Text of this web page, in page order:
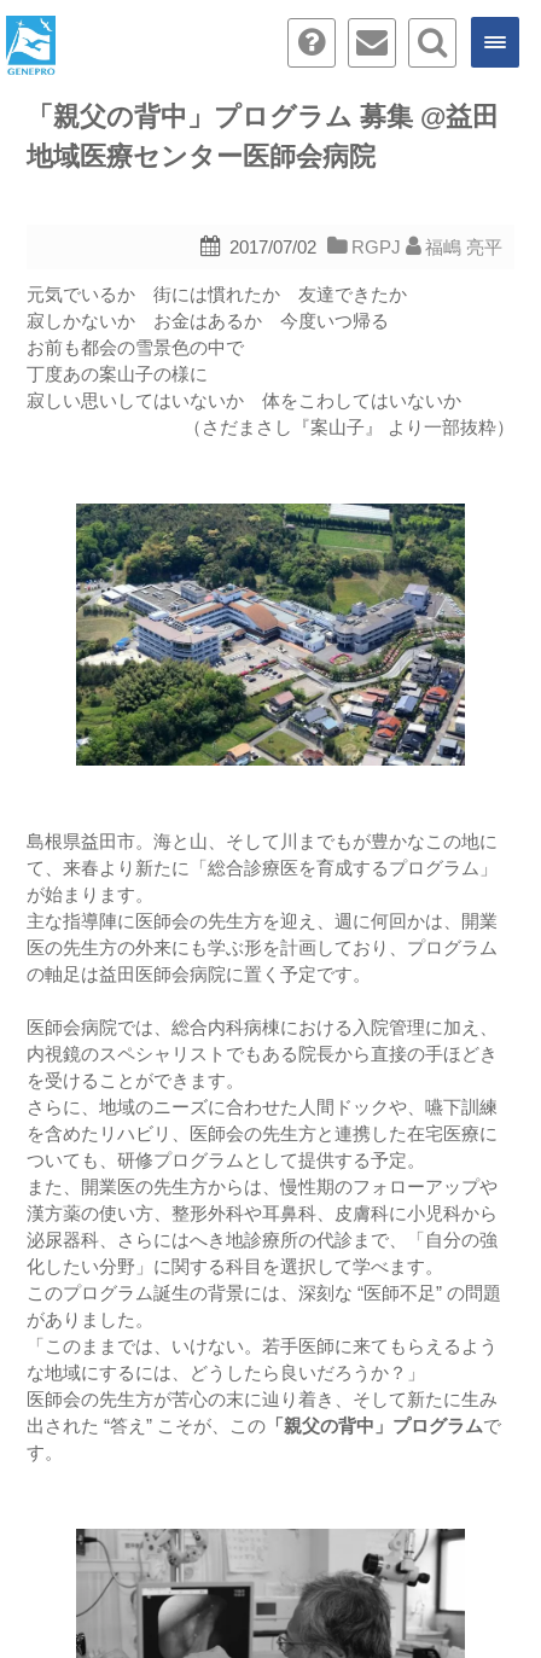
「親父の背中」プログラム 募集 @益田
地域医療センター医師会病院
2017/07/02 RGPJ 福嶋 亮平
元気でいるか 街には慣れたか 友達できたか
寂しかないか お金はあるか 今度いつ帰る
お前も都会の雪景色の中で
丁度あの案山子の様に
寂しい思いしてはいないか 体をこわしてはいないか
（さだまさし『案山子』 より一部抜粋）
島根県益田市。海と山、そして川までもが豊かなこの地に
て、来春より新たに「総合診療医を育成するプログラム」
が始まります。
主な指導陣に医師会の先生方を迎え、週に何回かは、開業
医の先生方の外来にも学ぶ形を計画しており、プログラム
の軸足は益田医師会病院に置く予定です。
医師会病院では、総合内科病棟における入院管理に加え、
内視鏡のスペシャリストでもある院長から直接の手ほどき
を受けることができます。
さらに、地域のニーズに合わせた人間ドックや、嚥下訓練
を含めたリハビリ、医師会の先生方と連携した在宅医療に
ついても、研修プログラムとして提供する予定。
また、開業医の先生方からは、慢性期のフォローアップや
漢方薬の使い方、整形外科や耳鼻科、皮膚科に小児科から
泌尿器科、さらにはへき地診療所の代診まで、「自分の強
化したい分野」に関する科目を選択して学べます。
このプログラム誕生の背景には、深刻な “医師不足” の問題
がありました。
「このままでは、いけない。若手医師に来てもらえるよう
な地域にするには、どうしたら良いだろうか？」
医師会の先生方が苦心の末に辿り着き、そして新たに生み
出された “答え” こそが、この 「親父の背中」プログラムで
す。